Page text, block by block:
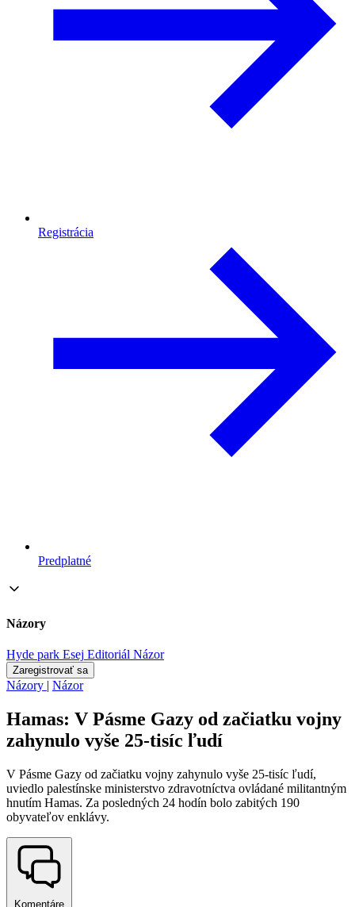
Registrácia
Predplatné
Názory
Hyde park Esej Editoriál Názor
Zaregistrovať sa
Názory | Názor
Hamas: V Pásme Gazy od začiatku vojny
zahynulo vyše 25-tisíc ľudí
V Pásme Gazy od začiatku vojny zahynulo vyše 25-tisíc ľudí,
uviedlo palestínske ministerstvo zdravotníctva ovládané militantným
hnutím Hamas. Za posledných 24 hodín bolo zabitých 190
obyvateľov enklávy.
Komentáre